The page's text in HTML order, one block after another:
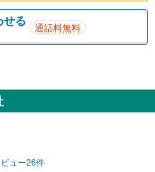
せる 通話料無料
ュー26件